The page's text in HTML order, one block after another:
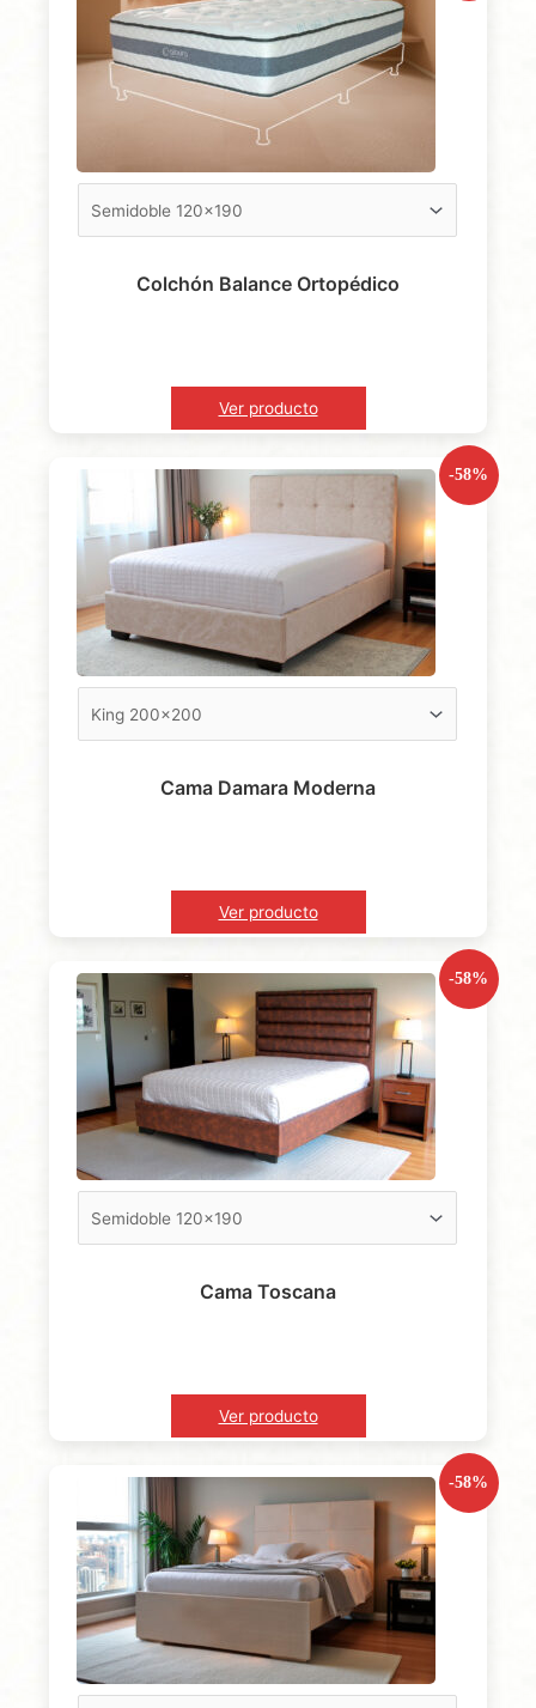
Colchón Balance Ortopédico
Ver producto
-58%
Cama Damara Moderna
Ver producto
-58%
Cama Toscana
Ver producto
-58%